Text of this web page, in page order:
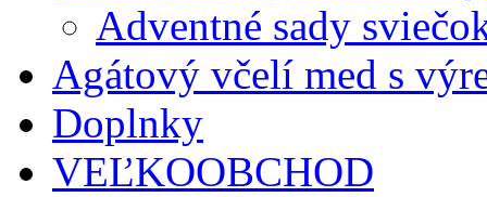
Adventné sady
Agátový včelí med s
Doplnky
VEĽKOOBCHOD